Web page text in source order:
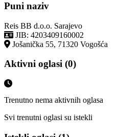
Puni naziv
Reis BB d.o.o. Sarajevo
JIB: 4203409160002
Jošanička 55, 71320 Vogošća
Aktivni oglasi (0)
Trenutno nema aktivnih oglasa
Svi trenutni oglasi su istekli